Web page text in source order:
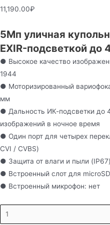
11,190.00₽
5Мп уличная
EXIR-подсветкой до
● Высокое качество
1944
● Моторизированный
мм
● Дальность ИК-подсветки до
изображений в ночное время
● Один порт для четырех
CVI / CVBS)
● Защита от влаги и пыли
● Встроенный слот для
● Встроенный микрофон: нет
DS-
T508